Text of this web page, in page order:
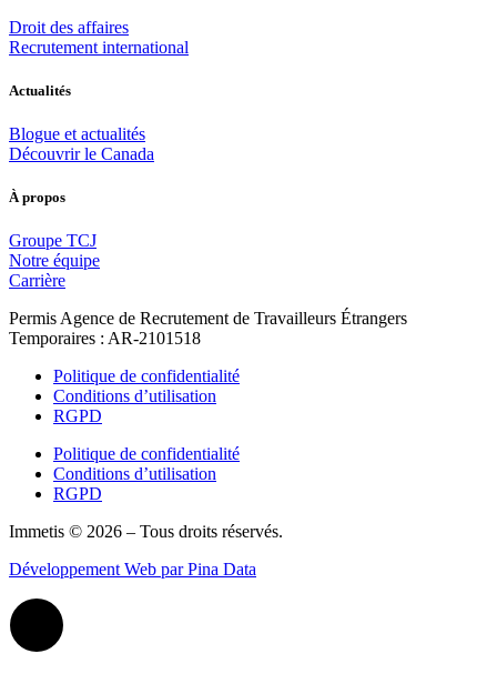
Droit des affaires
Recrutement international
Actualités
Blogue et actualités
Découvrir le Canada
À propos
Groupe TCJ
Notre équipe
Carrière
Permis Agence de Recrutement de Travailleurs Étrangers
Temporaires : AR-2101518
Politique de confidentialité
Conditions d’utilisation
RGPD
Politique de confidentialité
Conditions d’utilisation
RGPD
Immetis © 2026 – Tous droits réservés.
Développement Web par Pina Data